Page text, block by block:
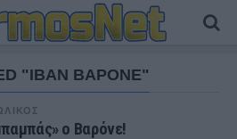
"ΙΒΑΝ ΒΑΡΟΝΕ"
ο Βαρόνε!